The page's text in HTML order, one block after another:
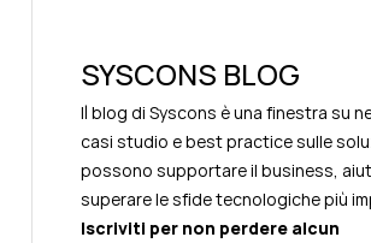
SYSCONS BLOG
Il blog di Syscons è una finestra su
casi studio e best practice sulle
possono supportare il business,
superare le sfide tecnologiche più
Iscriviti per non perdere alcun